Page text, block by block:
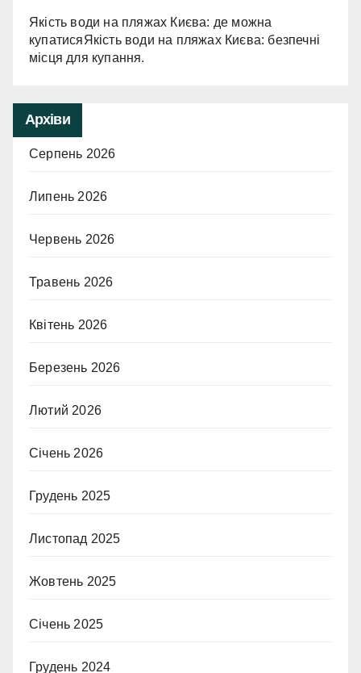
Якість води на пляжах Києва: де можна
купатисяЯкість води на пляжах Києва: безпечні
місця для купання.
Архіви
Серпень 2026
Липень 2026
Червень 2026
Травень 2026
Квітень 2026
Березень 2026
Лютий 2026
Січень 2026
Грудень 2025
Листопад 2025
Жовтень 2025
Січень 2025
Грудень 2024